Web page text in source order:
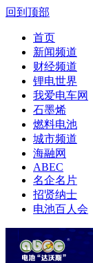
回到顶部
首页
新闻频道
财经频道
锂电世界
我爱电车网
石墨烯
燃料电池
城市频道
海融网
ABEC
名企名片
招贤纳士
电池百人会